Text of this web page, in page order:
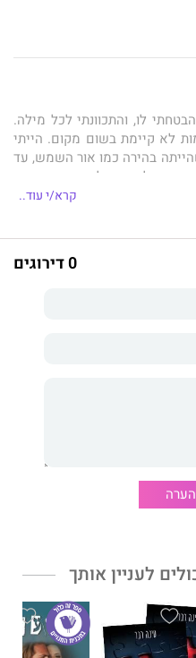
לו, והתכוונתי לכל מילה.
לא קיימת בשום מקום. הייתי
בהירה כמו אור השמש, עד
שלי הגיע לביקור. הייז הוא
בסביבה אני מצליחה שוב לחייך,
משהו בנשמה שלה התחבר
אני מאומן לראות דברים
לא אומר מילה. במשך שנים
שמנצחת הכול.
קרא/י עוד..
0 דירוגים
לעניין אותך